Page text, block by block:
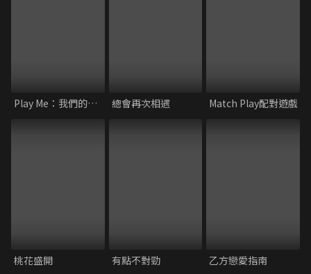
Play Me：我們的排練 總會再次相遇 Match Play配對遊戲
桃花盛開 有點不對勁 乙方戀愛指南